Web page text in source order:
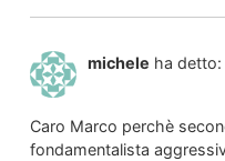
michele ha detto:
Caro Marco perchè
fondamentalista